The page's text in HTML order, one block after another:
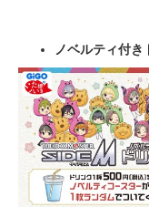
ノベルティ付き